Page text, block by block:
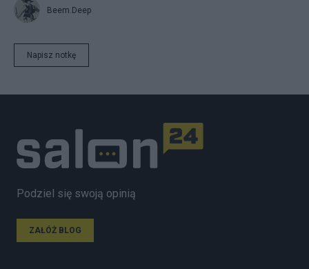
Beem.Deep
Napisz notkę
Podziel się swoją opinią
ZAŁÓŻ BLOG